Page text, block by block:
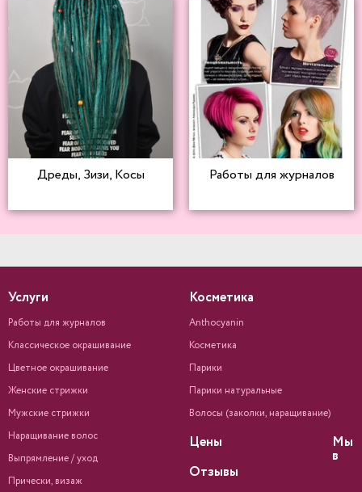
Дреды, Зизи, Косы Работы для журналов
Услуги
Работы для журналов
Классическое окрашивание
Цветное окрашивание
Женские стрижки
Мужские стрижки
Наращивание волос
Выпрямление / уход
Прически, визаж
Косметика
Anthocyanin
Косметика
Парики
Парики натуральные
Волосы (заколки, наращивание)
Цены
Отзывы
Мы
в